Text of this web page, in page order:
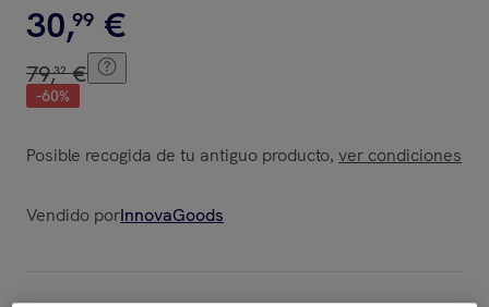
30,99 €
79,32 €
-60%
Posible recogida de tu antiguo producto, ver condiciones
Vendido porInnovaGoods